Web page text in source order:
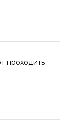
проходить